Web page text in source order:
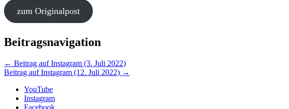
zum Originalpost
Beitragsnavigation
← Beitrag auf Instagram (3. Juli 2022)
Beitrag auf Instagram (12. Juli 2022) →
YouTube
Instagram